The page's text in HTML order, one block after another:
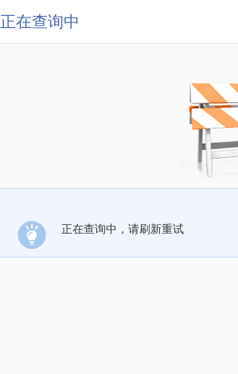
正在查询中
正在查询中，请刷新重试